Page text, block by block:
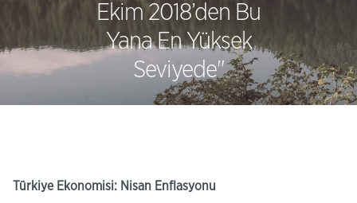
Ekim 2018’den Bu
Yana En Yüksek
Seviyede"
Türkiye Ekonomisi: Nisan Enflasyonu